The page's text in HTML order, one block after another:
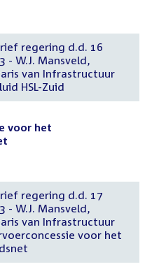
regering d.d. 16
- W.J. Mansveld,
van Infrastructuur
HSL-Zuid
voor het
regering d.d. 17
- W.J. Mansveld,
van Infrastructuur
voor het